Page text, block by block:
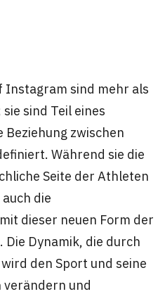
Instagram sind mehr als
sind Teil eines
zwischen
Während sie die
Seite der Athleten
die
dieser neuen Form der
Dynamik, die durch
den Sport und seine
und